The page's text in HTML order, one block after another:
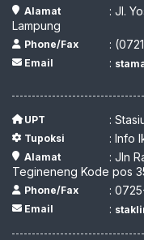
Alamat
: Jl.
Lampung
Phone/Fax :
Email :
UPT :
Tupoksi : Info
Alamat
: Jln
Tegineneng Kode pos
Phone/Fax :
Email :